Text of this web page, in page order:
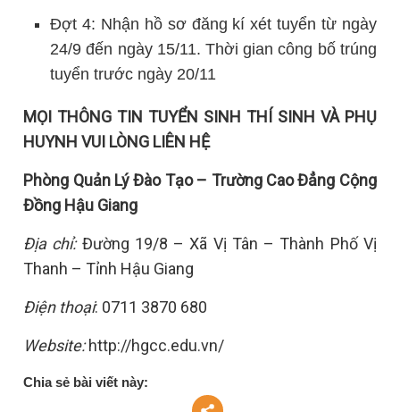
Đợt 4: Nhận hồ sơ đăng kí xét tuyển từ ngày
24/9 đến ngày 15/11. Thời gian công bố trúng
tuyển trước ngày 20/11
MỌI THÔNG TIN TUYỂN SINH THÍ SINH VÀ PHỤ
HUYNH VUI LÒNG LIÊN HỆ
Phòng Quản Lý Đào Tạo – Trường Cao Đẳng Cộng
Đồng Hậu Giang
Địa chỉ:Đường 19/8 – Xã Vị Tân – Thành Phố Vị
Thanh – Tỉnh Hậu Giang
Điện thoại: 0711 3870 680
Website:http://hgcc.edu.vn/
Chia sẻ bài viết này: